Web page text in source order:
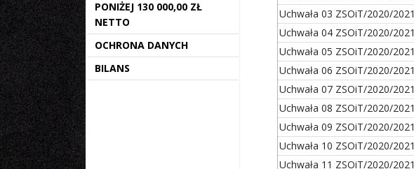
PONIŻEJ 130 000,00 ZŁ
NETTO
OCHRONA DANYCH
BILANS
Uchwała 03 ZSOiT/2020/2021
Uchwała 04 ZSOiT/2020/2021
Uchwała 05 ZSOiT/2020/2021
Uchwała 06 ZSOiT/2020/2021
Uchwała 07 ZSOiT/2020/2021
Uchwała 08 ZSOiT/2020/2021
Uchwała 09 ZSOiT/2020/2021
Uchwała 10 ZSOiT/2020/2021
Uchwała 11 ZSOiT/2020/2021